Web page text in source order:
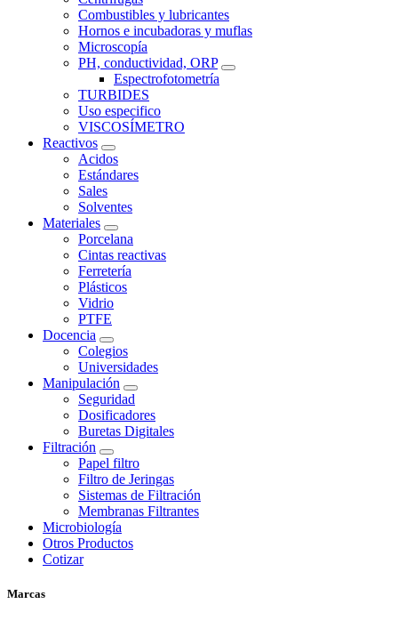
Combustibles y lubricantes
Hornos e incubadoras y muflas
Microscopía
PH, conductividad, ORP
Espectrofotometría
TURBIDES
Uso especifico
VISCOSÍMETRO
Reactivos
Acidos
Estándares
Sales
Solventes
Materiales
Porcelana
Cintas reactivas
Ferretería
Plásticos
Vidrio
PTFE
Docencia
Colegios
Universidades
Manipulación
Seguridad
Dosificadores
Buretas Digitales
Filtración
Papel filtro
Filtro de Jeringas
Sistemas de Filtración
Membranas Filtrantes
Microbiología
Otros Productos
Cotizar
Marcas